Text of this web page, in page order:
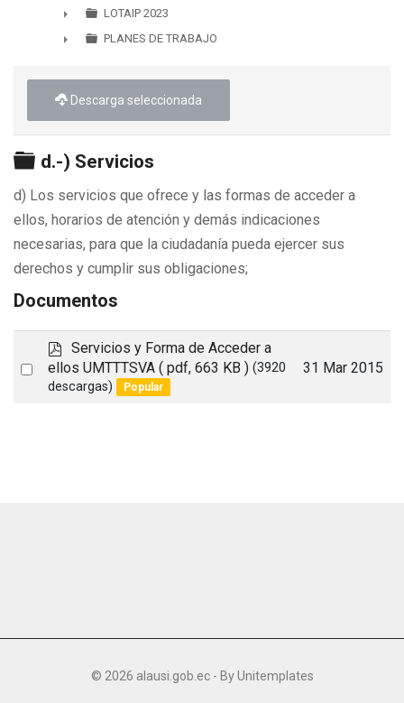
►
►
LOTAIP 2023
PLANES DE TRABAJO
Descarga seleccionada
Carpeta
d.-) Servicios
d) Los servicios que ofrece y las formas de acceder a
ellos, horarios de atención y demás indicaciones
necesarias, para que la ciudadanía pueda ejercer sus
derechos y cumplir sus obligaciones;
Documentos
Select
p
d
f
Servicios y Forma de Acceder a
ellos UMTTTSVA ( pdf, 663 KB ) (3920
descargas)
Popular
31 Mar 2015
© 2026 alausi.gob.ec - ByUnitemplates